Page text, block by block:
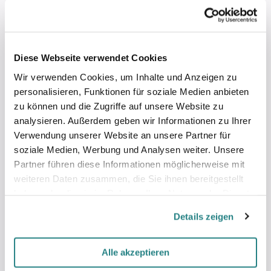
Diese Webseite verwendet Cookies
Wir verwenden Cookies, um Inhalte und Anzeigen zu
personalisieren, Funktionen für soziale Medien anbieten
zu können und die Zugriffe auf unsere Website zu
analysieren. Außerdem geben wir Informationen zu Ihrer
Verwendung unserer Website an unsere Partner für
soziale Medien, Werbung und Analysen weiter. Unsere
Partner führen diese Informationen möglicherweise mit
weiteren Daten zusammen, die Sie ihnen bereitgestellt
Details zeigen
Alle akzeptieren
e
r
u
g
d
O
l
n